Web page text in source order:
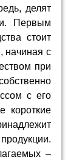
делят
Первым
стоит
начиная с
при
с его
короткие
–